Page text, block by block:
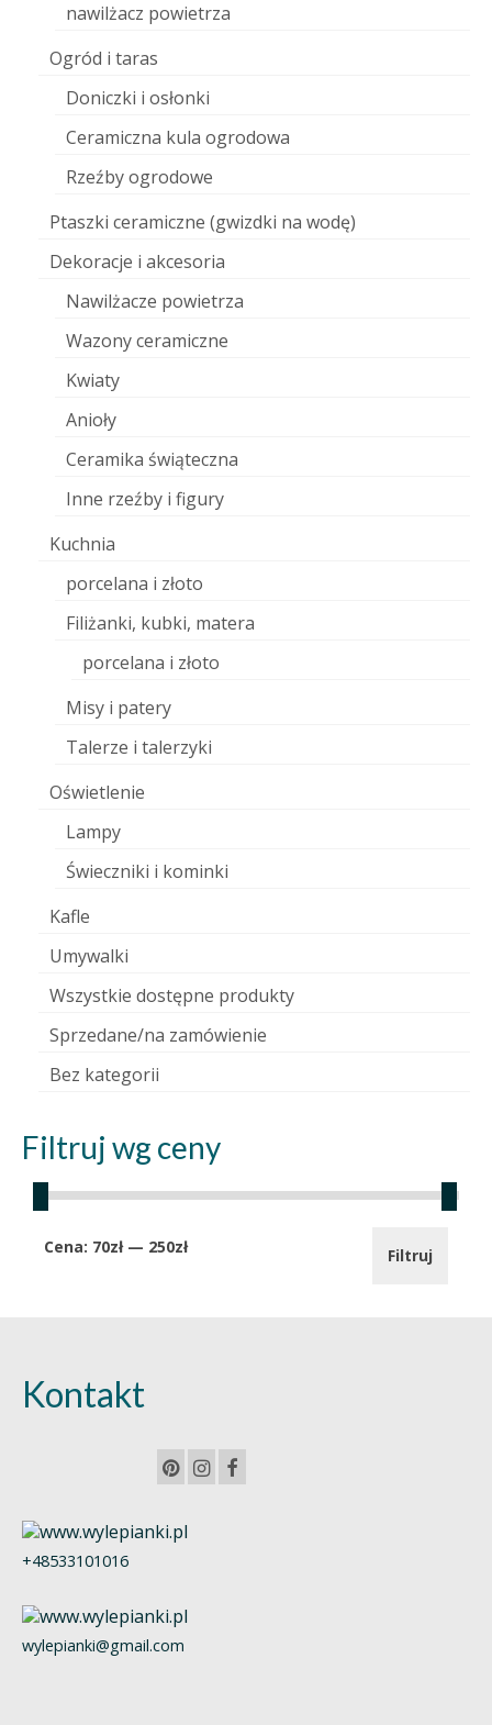
nawilżacz powietrza
Ogród i taras
Doniczki i osłonki
Ceramiczna kula ogrodowa
Rzeźby ogrodowe
Ptaszki ceramiczne (gwizdki na wodę)
Dekoracje i akcesoria
Nawilżacze powietrza
Wazony ceramiczne
Kwiaty
Anioły
Ceramika świąteczna
Inne rzeźby i figury
Kuchnia
porcelana i złoto
Filiżanki, kubki, matera
porcelana i złoto
Misy i patery
Talerze i talerzyki
Oświetlenie
Lampy
Świeczniki i kominki
Kafle
Umywalki
Wszystkie dostępne produkty
Sprzedane/na zamówienie
Bez kategorii
Filtruj wg ceny
Cena
Cena
Filtruj
Cena: 70zł— 250zł
Kontakt
+48533101016
wylepianki@gmail.com